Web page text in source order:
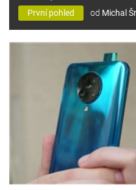
První pohled od Michal